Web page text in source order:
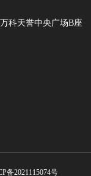
科天誉中央广场B座
备2021115074号